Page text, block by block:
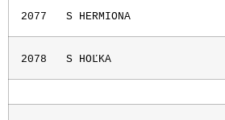
2077 S HERMIONA
2078 S HOĽKA